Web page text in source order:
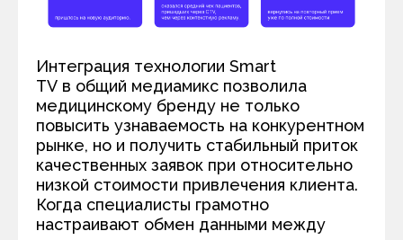
Интеграция технологии Smart
TV в общий медиамикс позволила
медицинскому бренду не только
повысить узнаваемость на конкурентном
рынке, но и получить стабильный приток
качественных заявок при относительно
низкой стоимости привлечения клиента.
Когда специалисты грамотно
настраивают обмен данными между